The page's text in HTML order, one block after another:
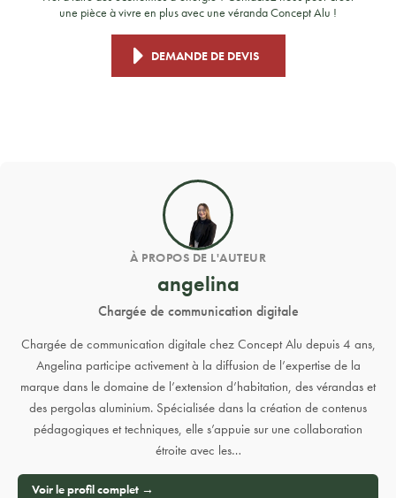
une pièce à vivre en plus avec une véranda Concept Alu !
DEMANDE DE DEVIS
À PROPOS DE L'AUTEUR
angelina
Chargée de communication digitale
Chargée de communication digitale chez Concept Alu depuis 4 ans,
Angelina participe activement à la diffusion de l’expertise de la
marque dans le domaine de l’extension d’habitation, des vérandas et
des pergolas aluminium. Spécialisée dans la création de contenus
pédagogiques et techniques, elle s’appuie sur une collaboration
étroite avec les…
Voir le profil complet →